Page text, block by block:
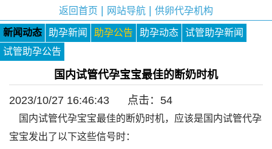
返回首页 网站导航 供卵代孕机构
新闻动态 助孕新闻 助孕公告 助孕动态
试管助孕新闻
试管助孕公告
国内试管代孕宝宝最佳的断奶时机
2023/10/27 16:46:43 点击： 54
国内试管代孕宝宝最佳的断奶时机，应该是国内试管代孕
宝宝发出了以下这些信号时：